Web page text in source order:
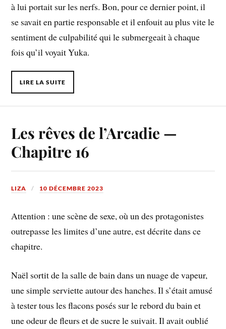
à lui portait sur les nerfs. Bon, pour ce dernier point, il
se savait en partie responsable et il enfouit au plus vite le
sentiment de culpabilité qui le submergeait à chaque
fois qu’il voyait Yuka.
LIRE LA SUITE
Les rêves de l’Arcadie —
Chapitre 16
LIZA 10 DÉCEMBRE 2023
Attention : une scène de sexe, où un des protagonistes
outrepasse les limites d’une autre, est décrite dans ce
chapitre.
Naël sortit de la salle de bain dans un nuage de vapeur,
une simple serviette autour des hanches. Il s’était amusé
à tester tous les flacons posés sur le rebord du bain et
une odeur de fleurs et de sucre le suivait. Il avait oublié